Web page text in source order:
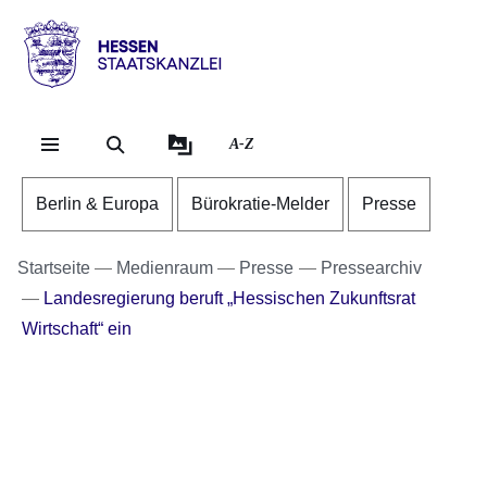
Hessen
Staatskanzlei
A-Z
Berlin & Europa Bürokratie-Melder Presse
Startseite Medienraum Presse
Pressearchiv
Landesregierung beruft „Hessischen Zukunftsrat
Wirtschaft“ ein